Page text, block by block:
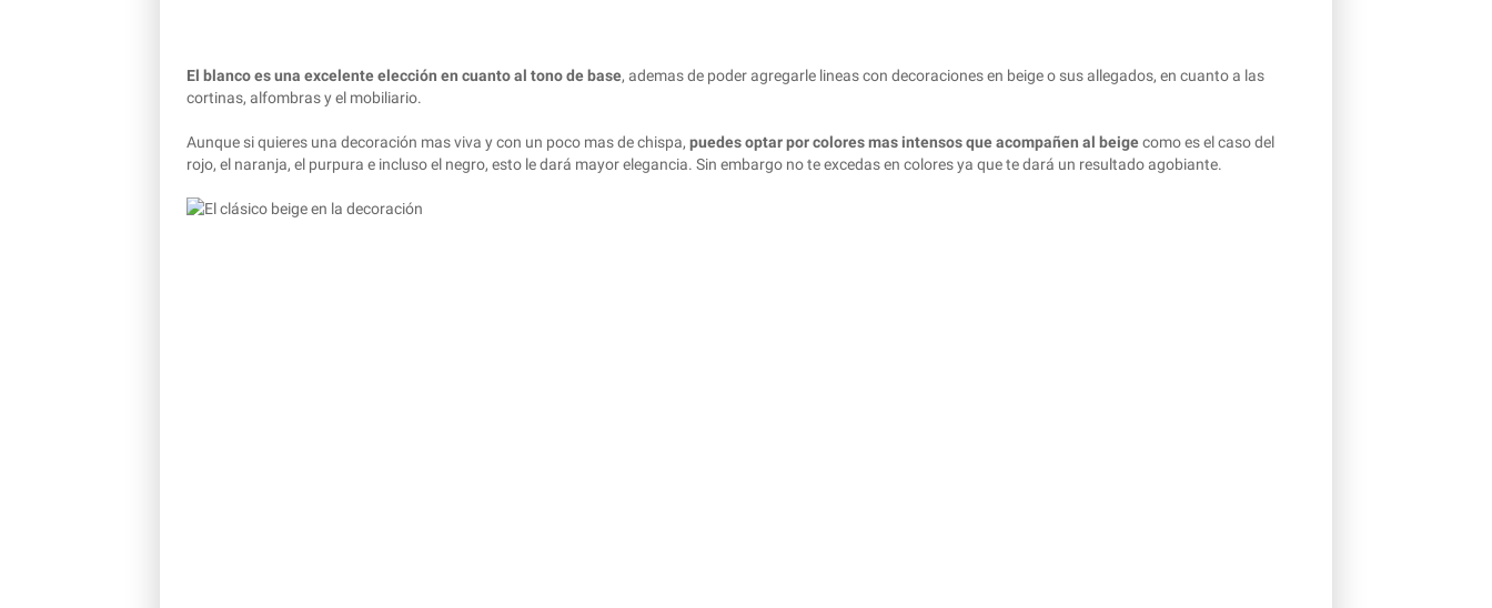
El blanco es una excelente elección en cuanto al tono de base, ademas de poder agregarle lineas con decoraciones en beige o sus allegados, en cuanto a las
cortinas, alfombras y el mobiliario.
Aunque si quieres una decoración mas viva y con un poco mas de chispa, puedes optar por colores mas intensos que acompañen al beigecomo es el caso del
rojo, el naranja, el purpura e incluso el negro, esto le dará mayor elegancia. Sin embargo no te excedas en colores ya que te dará un resultado agobiante.